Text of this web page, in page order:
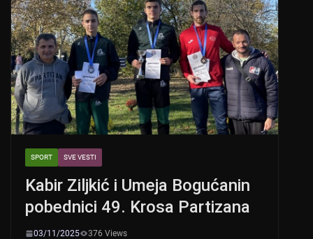
SPORT SVE VESTI
Kabir Ziljkić i Umeja Bogućanin
pobednici 49. Krosa Partizana
03/11/2025
376 Views